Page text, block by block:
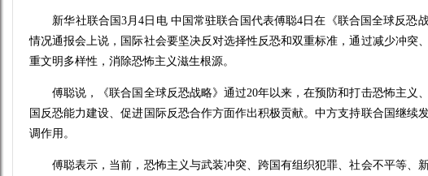
新华社联合国3月4日电 中国常驻联合国代表傅聪4日在《联合国全球反恐
情况通报会上说，国际社会要坚决反对选择性反恐和双重标准，通过减少冲突
重文明多样性，消除恐怖主义滋生根源。
傅聪说，《联合国全球反恐战略》通过20年以来，在预防和打击恐怖主义
国反恐能力建设、促进国际反恐合作方面作出积极贡献。中方支持联合国继续
调作用。
傅聪表示，当前，恐怖主义与武装冲突、跨国有组织犯罪、社会不平等、